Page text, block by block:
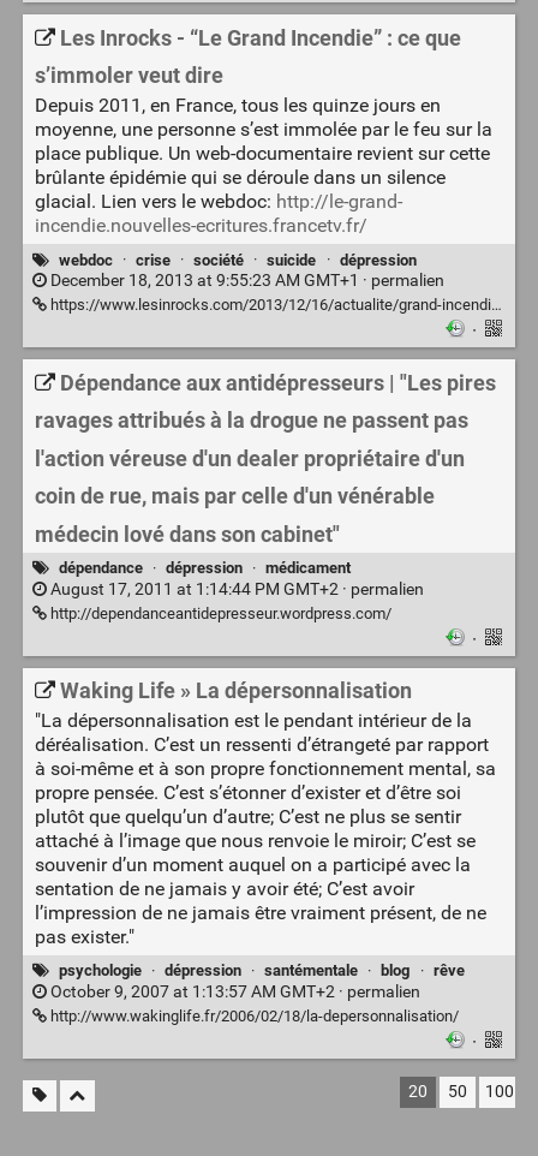
Les Inrocks - “Le Grand Incendie” : ce que
s’immoler veut dire
Depuis 2011, en France, tous les quinze jours en
moyenne, une personne s’est immolée par le feu sur la
place publique. Un web-documentaire revient sur cette
brûlante épidémie qui se déroule dans un silence
glacial. Lien vers le webdoc: http://le-grand-
incendie.nouvelles-ecritures.francetv.fr/
webdoc · crise · société · suicide · dépression
December 18, 2013 at 9:55:23 AM GMT+1 · permalien
https://www.lesinrocks.com/2013/12/16/actualite/grand-incendie-ce-simmoler-veut-dire-11453351/
·
Dépendance aux antidépresseurs | "Les pires
ravages attribués à la drogue ne passent pas
l'action véreuse d'un dealer propriétaire d'un
coin de rue, mais par celle d'un vénérable
médecin lové dans son cabinet"
dépendance · dépression · médicament
August 17, 2011 at 1:14:44 PM GMT+2 · permalien
http://dependanceantidepresseur.wordpress.com/
·
Waking Life » La dépersonnalisation
"La dépersonnalisation est le pendant intérieur de la
déréalisation. C’est un ressenti d’étrangeté par rapport
à soi-même et à son propre fonctionnement mental, sa
propre pensée. C’est s’étonner d’exister et d’être soi
plutôt que quelqu’un d’autre; C’est ne plus se sentir
attaché à l’image que nous renvoie le miroir; C’est se
souvenir d’un moment auquel on a participé avec la
sentation de ne jamais y avoir été; C’est avoir
l’impression de ne jamais être vraiment présent, de ne
pas exister."
psychologie · dépression · santémentale · blog · rêve
October 9, 2007 at 1:13:57 AM GMT+2 · permalien
http://www.wakinglife.fr/2006/02/18/la-depersonnalisation/
·
20 50 100